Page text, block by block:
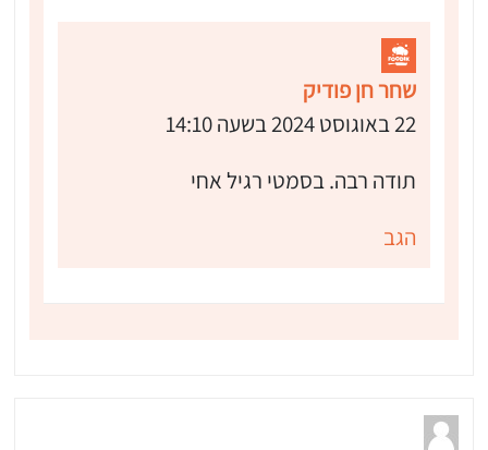
שחר חן פודיק
22 באוגוסט 2024 בשעה 14:10
תודה רבה. בסמטי רגיל אחי
הגב